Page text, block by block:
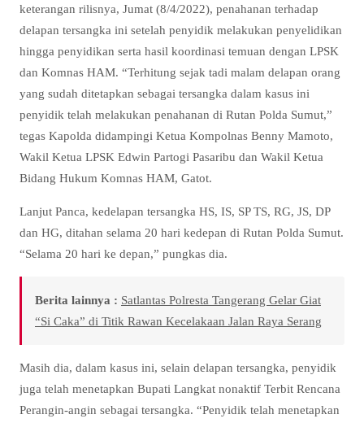
keterangan rilisnya, Jumat (8/4/2022), penahanan terhadap
delapan tersangka ini setelah penyidik melakukan penyelidikan
hingga penyidikan serta hasil koordinasi temuan dengan LPSK
dan Komnas HAM. “Terhitung sejak tadi malam delapan orang
yang sudah ditetapkan sebagai tersangka dalam kasus ini
penyidik telah melakukan penahanan di Rutan Polda Sumut,”
tegas Kapolda didampingi Ketua Kompolnas Benny Mamoto,
Wakil Ketua LPSK Edwin Partogi Pasaribu dan Wakil Ketua
Bidang Hukum Komnas HAM, Gatot.
Lanjut Panca, kedelapan tersangka HS, IS, SP TS, RG, JS, DP
dan HG, ditahan selama 20 hari kedepan di Rutan Polda Sumut.
“Selama 20 hari ke depan,” pungkas dia.
Berita lainnya : Satlantas Polresta Tangerang Gelar Giat
“Si Caka” di Titik Rawan Kecelakaan Jalan Raya Serang
Masih dia, dalam kasus ini, selain delapan tersangka, penyidik
juga telah menetapkan Bupati Langkat nonaktif Terbit Rencana
Perangin-angin sebagai tersangka. “Penyidik telah menetapkan